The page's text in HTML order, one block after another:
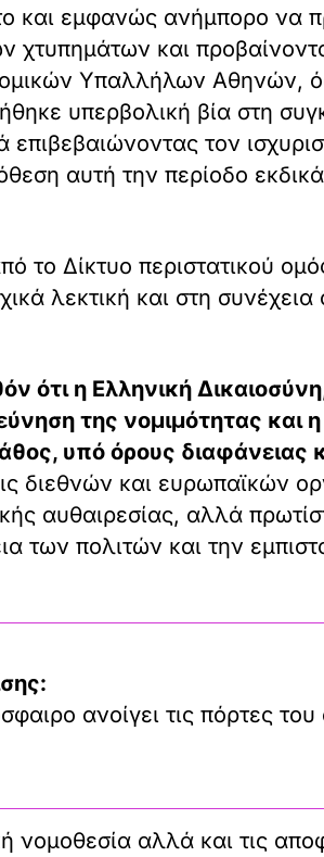
και εμφανώς ανήμπορο να
και
Υπαλλήλων Αθηνών,
υπερβολική βία στη
επιβεβαιώνοντας τον
αυτή την περίοδο
το Δίκτυο περιστατικού
λεκτική και στη
ότι η Ελληνική Δικαιοσύνη,
της νομιμότητας
υπό όρους διαφάνειας
διεθνών και ευρωπαϊκών
αυθαιρεσίας, αλλά
των πολιτών και την
ανοίγει τις πόρτες
αλλά και τις